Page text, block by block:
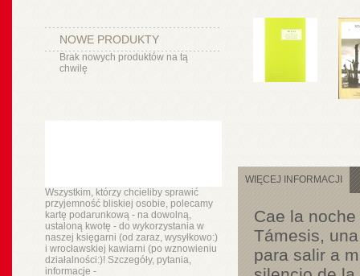
NOWE PRODUKTY
Brak nowych produktów na tą
chwilę
Wszystkim, którzy chcieliby sprawić
przyjemność bliskiej osobie, polecamy
kartę podarunkową - na dowolną,
ustaloną kwotę - do wykorzystania w
naszej księgarni (od zaraz, wysyłkowo:)
i wrocławskiej kawiarni (po wznowieniu
działalności:)! Szczegóły, pytania,
informacje -
WIĘCEJ INFORMACJI
Cae la
Támesis,
para salir a